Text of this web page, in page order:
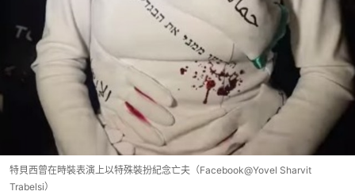
特貝西曾在時裝表演上以特殊裝扮紀念亡夫（Facebook@Yovel Sharvit
Trabelsi）